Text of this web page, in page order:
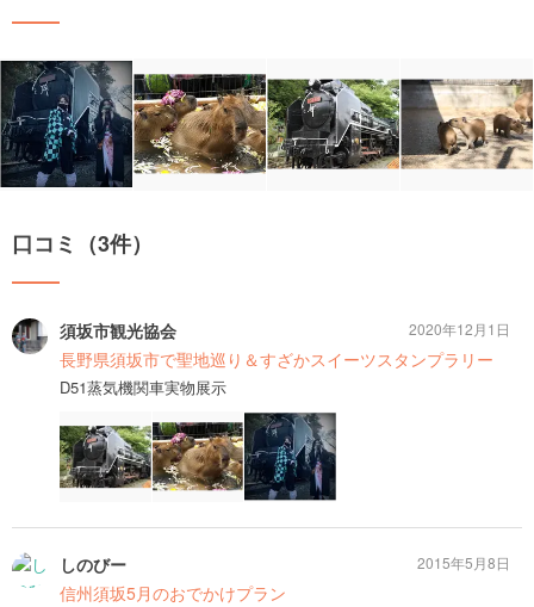
口コミ（3件）
須坂市観光協会
長野県須坂市で聖地巡り＆すざかスイーツスタンプラリー
D51蒸気機関車実物展示
2020年12月1日
しのびー
信州須坂5月のおでかけプラン
2015年5月8日